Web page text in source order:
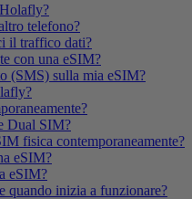
telefono?
il traffico dati?
con una eSIM?
(SMS) sulla mia eSIM?
Dual SIM?
fisica contemporaneamente?
eSIM?
eSIM?
quando inizia a funzionare?